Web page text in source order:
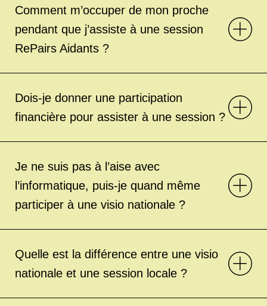
Comment m’occuper de mon proche
pendant que j’assiste à une session
RePairs Aidants ?
Dois-je donner une participation
financière pour assister à une session ?
Je ne suis pas à l’aise avec
l’informatique, puis-je quand même
participer à une visio nationale ?
Quelle est la différence entre une visio
nationale et une session locale ?